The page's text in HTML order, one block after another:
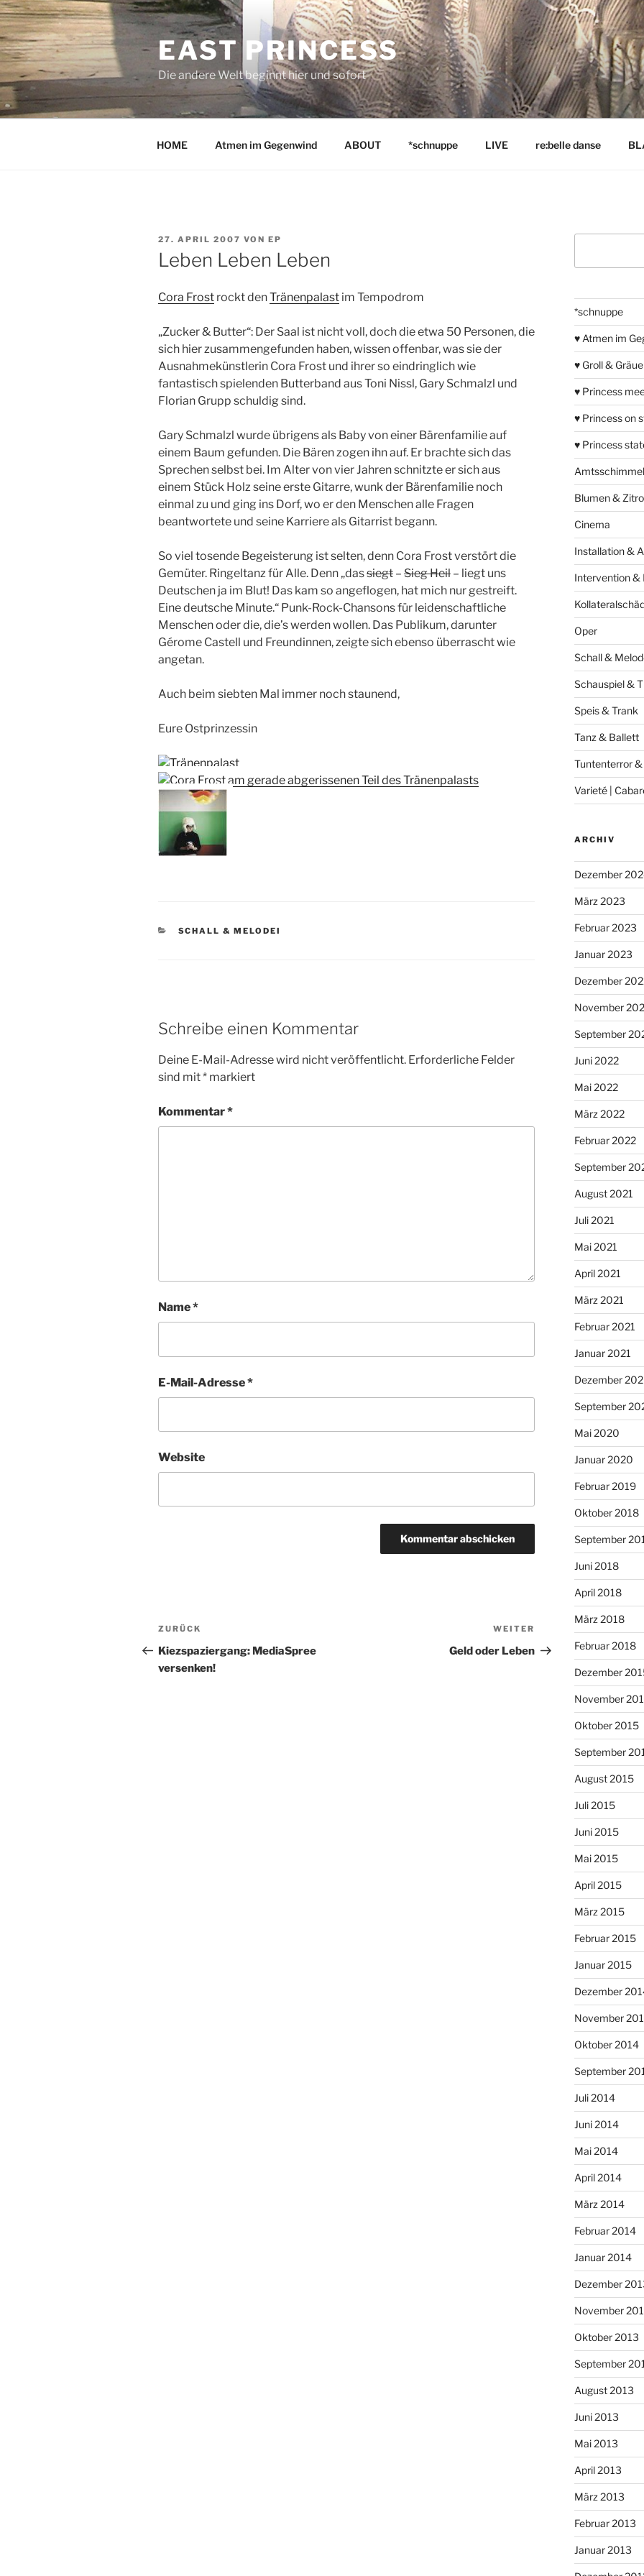
Zum
Inhalt
springen
EAST PRINCESS
Die andere Welt beginnt hier und sofort
HOME Atmen im Gegenwind ABOUT *schnuppe LIVE re:belle danse
VERÖFFENTLICHT
AM
27. APRIL 2007 VON EP
Leben Leben Leben
Cora Frost rockt denTränenpalast im Tempodrom
„Zucker & Butter“: Der Saal ist nicht voll, doch die etwa 50 Personen, die
sich hier zusammengefunden haben, wissen offenbar, was sie der
Ausnahmekünstlerin Cora Frost und ihrer so eindringlich wie
fantastisch spielenden Butterband aus Toni Nissl, Gary Schmalzl und
Florian Grupp schuldig sind.
Gary Schmalzl wurde übrigens als Baby von einer Bärenfamilie auf
einem Baum gefunden. Die Bären zogen ihn auf. Er brachte sich das
Sprechen selbst bei. Im Alter von vier Jahren schnitzte er sich aus
einem Stück Holz seine erste Gitarre, wunk der Bärenfamilie noch
einmal zu und ging ins Dorf, wo er den Menschen alle Fragen
beantwortete und seine Karriere als Gitarrist begann.
So viel tosende Begeisterung ist selten, denn Cora Frost verstört die
Gemüter. Ringeltanz für Alle. Denn „dassiegt – Sieg Heil – liegt uns
Deutschen ja im Blut! Das kam so angeflogen, hat mich nur gestreift.
Eine deutsche Minute.“ Punk-Rock-Chansons für leidenschaftliche
Menschen oder die, die’s werden wollen. Das Publikum, darunter
Gérome Castell und Freundinnen, zeigte sich ebenso überrascht wie
angetan.
Auch beim siebten Mal immer noch staunend,
Eure Ostprinzessin
KATEGORIEN
SCHALL & MELODEI
Schreibe einen Kommentar
Deine E-Mail-Adresse wird nicht veröffentlicht. Erforderliche Felder
sind mit* markiert
Kommentar*
Name*
E-Mail-Adresse*
Website
Beitragsnavigation
Vorheriger
Beitrag
ZURÜCK
Kiezspaziergang: MediaSpree
versenken!
Nächster
Beitrag
WEITER
Geld oder Leben
*schnuppe
♥ Atmen im
♥ Groll &
♥ Princess
♥ Princess on
♥ Princess
Amtsschimmel
Blumen &
Cinema
Installation &
Intervention &
Oper
Schall &
Schauspiel &
Speis & Trank
Tanz & Ballett
Tuntenterror &
Varieté |
ARCHIV
Dezember
März 2023
Februar 2023
Januar 2023
Dezember
November
September
Juni 2022
Mai 2022
März 2022
Februar 2022
September
August 2021
Juli 2021
Mai 2021
April 2021
März 2021
Februar 2021
Januar 2021
Dezember
September
Mai 2020
Januar 2020
Februar 2019
Oktober 2018
September
Juni 2018
April 2018
März 2018
Februar 2018
Dezember
November
Oktober 2015
September
August 2015
Juli 2015
Juni 2015
Mai 2015
April 2015
März 2015
Februar 2015
Januar 2015
Dezember
November
Oktober 2014
September
Juli 2014
Juni 2014
Mai 2014
April 2014
März 2014
Februar 2014
Januar 2014
Dezember
November
Oktober 2013
September
August 2013
Juni 2013
Mai 2013
April 2013
März 2013
Februar 2013
Januar 2013